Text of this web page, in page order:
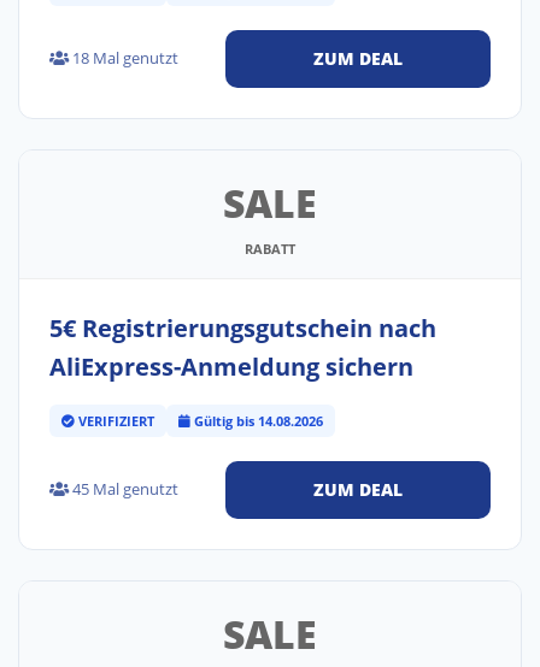
18 Mal genutzt ZUM DEAL
SALE
RABATT
5€ Registrierungsgutschein nach
AliExpress-Anmeldung sichern
VERIFIZIERT Gültig bis 14.08.2026
45 Mal genutzt ZUM DEAL
SALE